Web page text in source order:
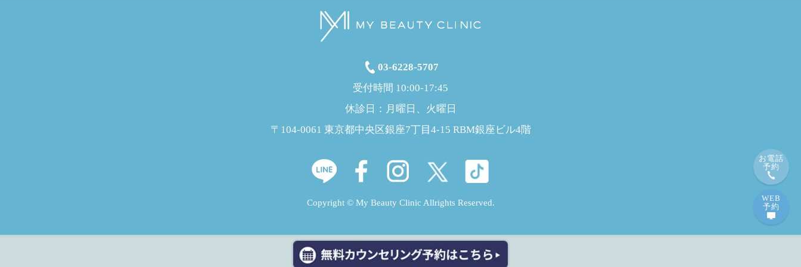
お電話
予約
WEB
予約
03-6228-5707
受付時間 10:00-17:45
休診日：月曜日、火曜日
〒104-0061 東京都中央区銀座7丁目4-15 RBM銀座ビル4階
Copyright © My Beauty Clinic Allrights Reserved.